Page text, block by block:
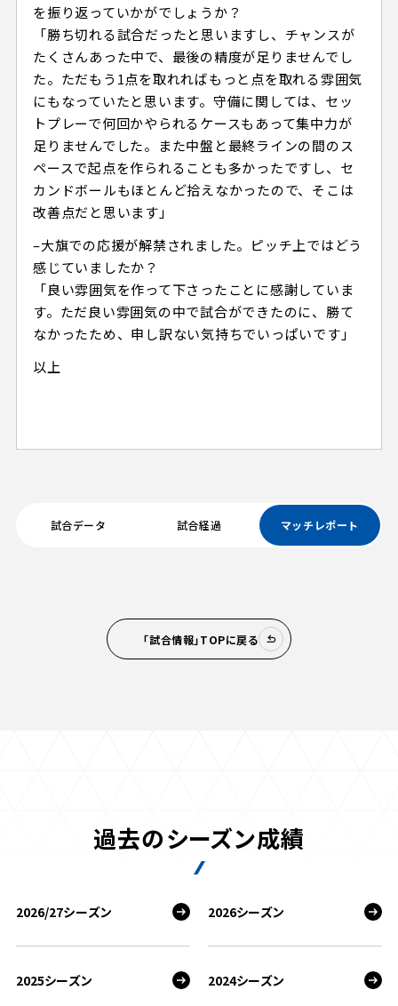
を振り返っていかがでしょうか？
「勝ち切れる試合だったと思いますし、チャンスが
たくさんあった中で、最後の精度が足りませんでし
た。ただもう1点を取れればもっと点を取れる雰囲気
にもなっていたと思います。守備に関しては、セッ
トプレーで何回かやられるケースもあって集中力が
足りませんでした。また中盤と最終ラインの間のス
ペースで起点を作られることも多かったですし、セ
カンドボールもほとんど拾えなかったので、そこは
改善点だと思います」
–大旗での応援が解禁されました。ピッチ上ではどう
感じていましたか？
「良い雰囲気を作って下さったことに感謝していま
す。ただ良い雰囲気の中で試合ができたのに、勝て
なかったため、申し訳ない気持ちでいっぱいです」
以上
試合データ 試合経過 マッチレポート
「試合情報」TOPに戻る
過去のシーズン成績
2026/27シーズン 2026シーズン
2025シーズン 2024シーズン